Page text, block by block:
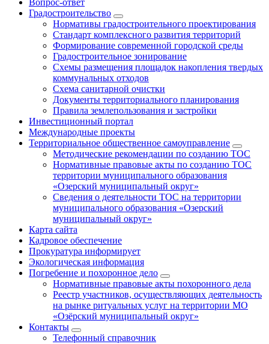
Вопрос-ответ
Градостроительство
Нормативы градостроительного проектирования
Стандарт комплексного развития территорий
Формирование современной городской среды
Градостроительное зонирование
Схемы размещения площадок накопления твердых
коммунальных отходов
Схема санитарной очистки
Документы территориального планирования
Правила землепользования и застройки
Инвестиционный портал
Международные проекты
Территориальное общественное самоуправление
Методические рекомендации по созданию ТОС
Нормативные правовые акты по созданию ТОС
территории муниципального образования
«Озерский муниципальный округ»
Сведения о деятельности ТОС на территории
муниципального образования «Озерский
муниципальный округ»
Карта сайта
Кадровое обеспечение
Прокуратура информирует
Экологическая информация
Погребение и похоронное дело
Нормативные правовые акты похоронного дела
Реестр участников, осуществляющих деятельность
на рынке ритуальных услуг на территории МО
«Озёрский муниципальный округ»
Контакты
Телефонный справочник